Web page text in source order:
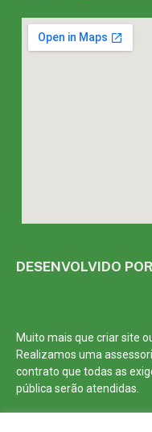
DESENVOLVIDO
Muito mais que criar site
Realizamos uma
contrato que todas as
pública serão atendidas.